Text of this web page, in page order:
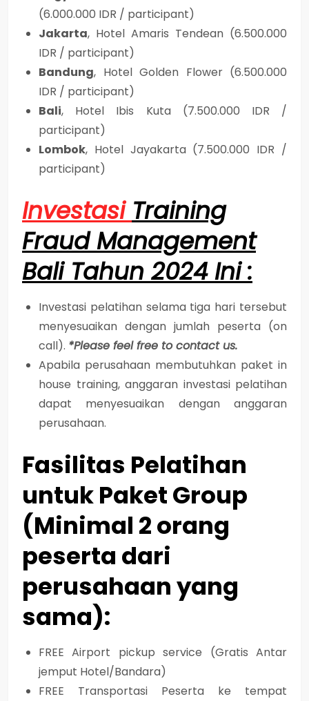
(6.000.000 IDR / participant)
Jakarta, Hotel Amaris Tendean (6.500.000
IDR / participant)
Bandung, Hotel Golden Flower (6.500.000
IDR / participant)
Bali, Hotel Ibis Kuta (7.500.000 IDR /
participant)
Lombok, Hotel Jayakarta (7.500.000 IDR /
participant)
Investasi Training
Fraud Management
Bali Tahun 2024 Ini :
Investasi pelatihan selama tiga hari tersebut
menyesuaikan dengan jumlah peserta (on
call). *Please feel free to contact us.
Apabila perusahaan membutuhkan paket in
house training, anggaran investasi pelatihan
dapat menyesuaikan dengan anggaran
perusahaan.
Fasilitas Pelatihan
untuk Paket Group
(Minimal 2 orang
peserta dari
perusahaan yang
sama):
FREE Airport pickup service (Gratis Antar
jemput Hotel/Bandara)
FREE Transportasi Peserta ke tempat